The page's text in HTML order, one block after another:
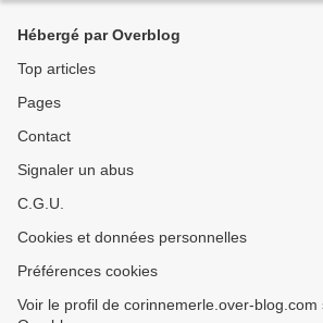
Hébergé par Overblog
Top articles
Pages
Contact
Signaler un abus
C.G.U.
Cookies et données personnelles
Préférences cookies
Voir le profil de corinnemerle.over-blog.com